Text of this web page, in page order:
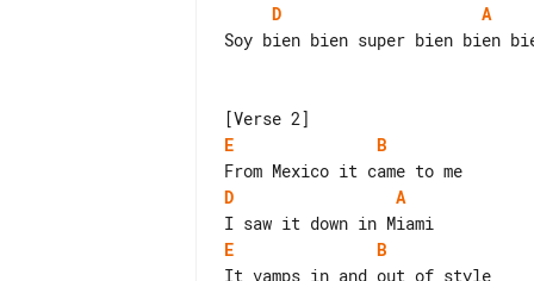
D
A
Soy bien bien super bien bien
E
B
D
A
E
B